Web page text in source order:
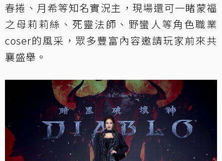
春捲、月希等知名實況主，現場還可一睹蒙福
之母莉莉絲、死靈法師、野蠻人等角色職業
coser的風采，眾多豐富內容邀請玩家前來共
襄盛舉。